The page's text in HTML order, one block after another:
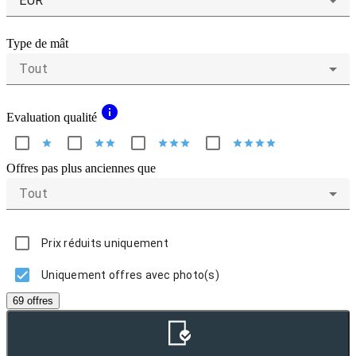
Type de mât
Tout
Evaluation qualité info
star starstar starstarstar starstarstarstar
Offres pas plus anciennes que
Tout
Prix réduits uniquement
Uniquement offres avec photo(s)
69 offres